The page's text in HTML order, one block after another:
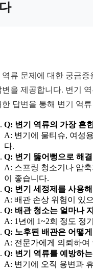
역류 문제에 대한 궁금
변을 제공합니다. 변기
한 답변을 통해 변기 역
Q: 변기 역류의 가장 흔
A: 변기에 물티슈, 여성
다.
Q: 변기 뚫어뻥으로 해
A: 스프링 청소기나 압
이 좋습니다.
Q: 변기 세정제를 사용
A: 배관 손상 위험이 있
Q: 배관 청소는 얼마나
A: 1년에 1~2회 정도 정
Q: 노후된 배관은 어떻
A: 전문가에게 의뢰하여
Q: 변기 역류를 예방하
A: 변기에 오직 용변과